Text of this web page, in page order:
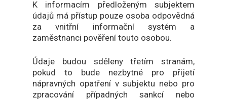
K informacím předloženým subjektem
údajů má přístup pouze osoba odpovědná
za vnitřní informační systém a
zaměstnanci pověření touto osobou.
Údaje budou sděleny třetím stranám,
pokud to bude nezbytné pro přijetí
nápravných opatření v subjektu nebo pro
zpracování případných sankcí nebo